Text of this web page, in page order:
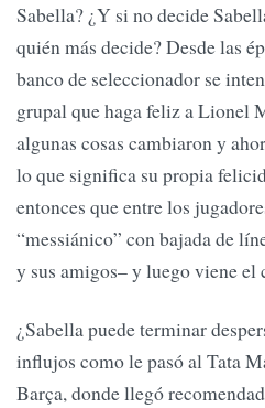
Sabella? ¿Y si no decide
quién más decide? Desde las
banco de seleccionador se
grupal que haga feliz a Lionel
algunas cosas cambiaron y
lo que significa su propia
entonces que entre los
“messiánico” con bajada de
y sus amigos– y luego viene el
¿Sabella puede terminar
influjos como le pasó al Tata
Barça, donde llegó